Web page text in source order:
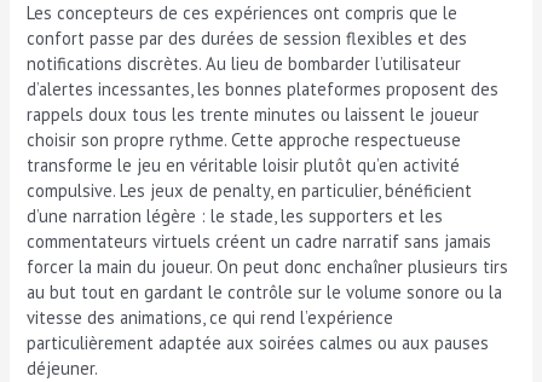
Les concepteurs de ces expériences ont compris que le
confort passe par des durées de session flexibles et des
notifications discrètes. Au lieu de bombarder l’utilisateur
d’alertes incessantes, les bonnes plateformes proposent des
rappels doux tous les trente minutes ou laissent le joueur
choisir son propre rythme. Cette approche respectueuse
transforme le jeu en véritable loisir plutôt qu’en activité
compulsive. Les jeux de penalty, en particulier, bénéficient
d’une narration légère : le stade, les supporters et les
commentateurs virtuels créent un cadre narratif sans jamais
forcer la main du joueur. On peut donc enchaîner plusieurs tirs
au but tout en gardant le contrôle sur le volume sonore ou la
vitesse des animations, ce qui rend l’expérience
particulièrement adaptée aux soirées calmes ou aux pauses
déjeuner.